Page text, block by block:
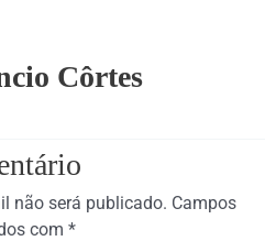
Côrtes
não será publicado. Campos
com *